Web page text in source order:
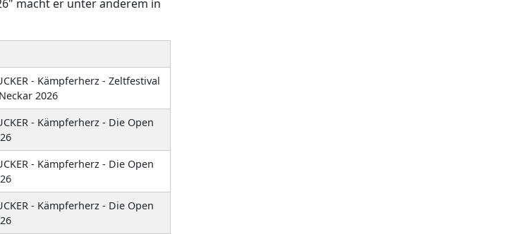
macht er unter anderem in
- Kämpferherz - Zeltfestival
2026
- Kämpferherz - Die Open
- Kämpferherz - Die Open
- Kämpferherz - Die Open